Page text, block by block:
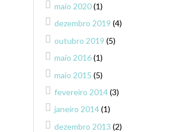
maio 2020(1)
dezembro 2019 (4)
outubro 2019 (5)
maio 2016(1)
maio 2015 (5)
fevereiro 2014(3)
janeiro 2014(1)
dezembro 2013 (2)